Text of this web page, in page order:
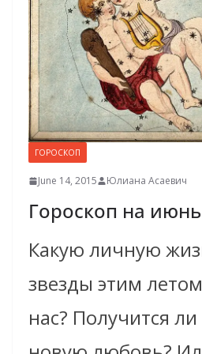
ГОРОСКОП
June 14, 2015 Юлиана Асаевич
Гороскоп на
Какую личную
звезды этим
нас? Получится